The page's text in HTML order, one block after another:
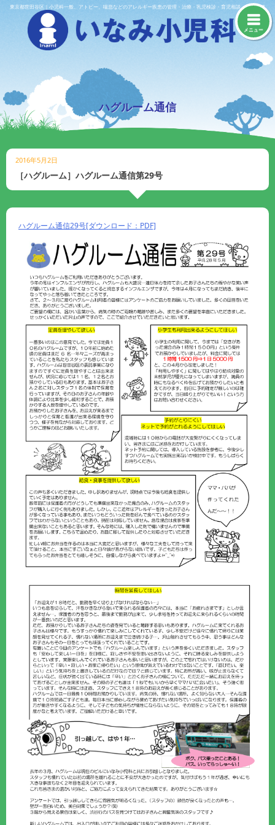
Skip東京都世田谷区｜小児科一般、アトピー、喘息などのアレルギー疾患の管理・治療・乳児検診・育児相談・予防接種
メニュー
ハグルーム通信
2016年5月2日
［ハグルーム］ハグルーム通信第29号
ハグルーム通信29号[ダウンロード：PDF]